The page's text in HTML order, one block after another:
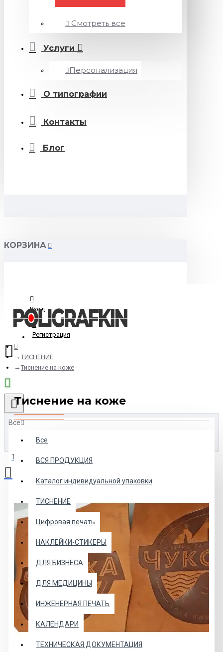
Смотреть все
Услуги
Персонализация
О типографии
Контакты
Блог
КОРЗИНА
Вход
Регистрация
Все
Все
ВСЯ ПРОДУКЦИЯ
Каталог индивидуальной упаковки
ТИСНЕНИЕ
Цифровая печать
НАКЛЕЙКИ-СТИКЕРЫ
ДЛЯ БИЗНЕСА
ДЛЯ МЕДИЦИНЫ
ИНЖЕНЕРНАЯ ПЕЧАТЬ
КАЛЕНДАРИ
ТЕХНИЧЕСКАЯ ДОКУМЕНТАЦИЯ
Товаров: 0 (0.00р.)
ТИСНЕНИЕ
Тиснение на коже
Тиснение на коже